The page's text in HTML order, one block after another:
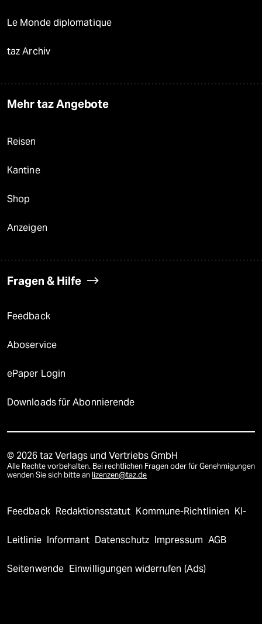
Le Monde diplomatique
taz Archiv
Mehr taz Angebote
Reisen
Kantine
Shop
Anzeigen
Fragen & Hilfe
Feedback
Aboservice
ePaper Login
Downloads für Abonnierende
© 2026 taz Verlags und Vertriebs GmbH
Alle Rechte vorbehalten. Bei rechtlichen Fragen oder für Genehmigungen
wenden Sie sich bitte an lizenzen@taz.de
Feedback Redaktionsstatut Kommune-Richtlinien KI-
Leitlinie Informant Datenschutz Impressum AGB
Seitenwende Einwilligungen widerrufen (Ads)